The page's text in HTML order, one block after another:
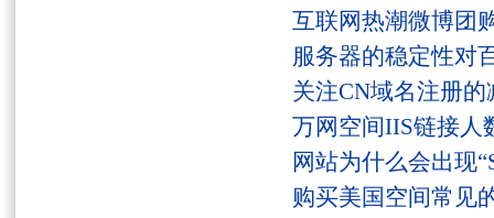
互联网热潮微博团
服务器的稳定性对
关注CN域名注册
万网空间IIS链接人
网站为什么会出现
购买美国空间常见